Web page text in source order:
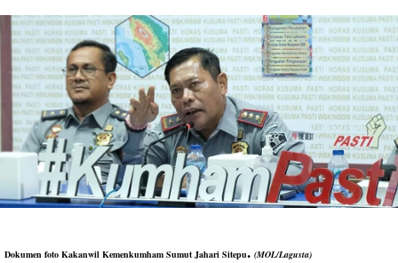
Dokumen foto Kakanwil Kemenkumham Sumut Jahari Sitepu. (MOL/Lagusta)